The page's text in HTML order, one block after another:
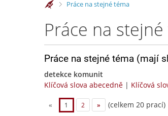
>Práce na stejné téma
Práce na
Práce na stejné téma (mají
detekce komunit
Klíčová slova abecedně | Klíčová
« 1 2 » (celkem 20 prací)